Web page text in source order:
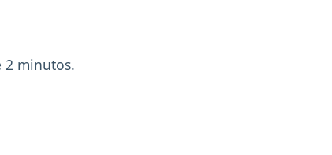
2 minutos.